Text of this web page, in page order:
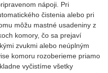
nápoji. Pri
čistenia alebo pri
môžu mastné usadeniny z
komory, čo sa prejaví
zvukmi alebo neúplným
komoru rozoberieme priamo
vyčistíme všetky